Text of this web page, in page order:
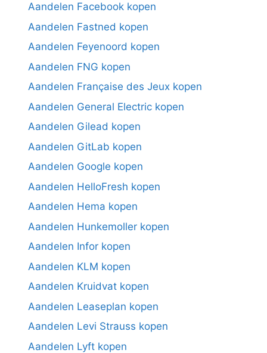
Aandelen Facebook kopen
Aandelen Fastned kopen
Aandelen Feyenoord kopen
Aandelen FNG kopen
Aandelen Française des Jeux kopen
Aandelen General Electric kopen
Aandelen Gilead kopen
Aandelen GitLab kopen
Aandelen Google kopen
Aandelen HelloFresh kopen
Aandelen Hema kopen
Aandelen Hunkemoller kopen
Aandelen Infor kopen
Aandelen KLM kopen
Aandelen Kruidvat kopen
Aandelen Leaseplan kopen
Aandelen Levi Strauss kopen
Aandelen Lyft kopen